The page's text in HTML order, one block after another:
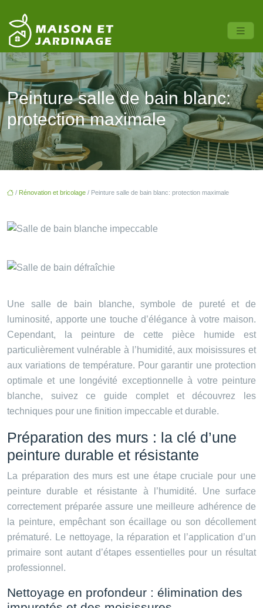
Peinture salle de bain blanc:
protection maximale
/ Rénovation et bricolage / Peinture salle de bain blanc: protection maximale
Une salle de bain blanche, symbole de pureté et de
luminosité, apporte une touche d’élégance à votre maison.
Cependant, la peinture de cette pièce humide est
particulièrement vulnérable à l’humidité, aux moisissures et
aux variations de température. Pour garantir une protection
optimale et une longévité exceptionnelle à votre peinture
blanche, suivez ce guide complet et découvrez les
techniques pour une finition impeccable et durable.
Préparation des murs : la clé d’une
peinture durable et résistante
La préparation des murs est une étape cruciale pour une
peinture durable et résistante à l’humidité. Une surface
correctement préparée assure une meilleure adhérence de
la peinture, empêchant son écaillage ou son décollement
prématuré. Le nettoyage, la réparation et l’application d’un
primaire sont autant d’étapes essentielles pour un résultat
professionnel.
Nettoyage en profondeur : élimination des